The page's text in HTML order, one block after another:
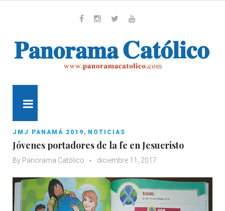
JMJ PANAMÁ 2019 , NOTICIAS
Jóvenes portadores de la fe en Jesucristo
By Panorama Católico diciembre 11, 2017